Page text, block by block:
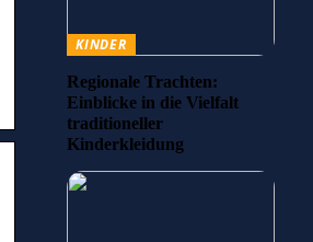
KINDER
Regionale Trachten:
Einblicke in die Vielfalt
traditioneller
Kinderkleidung